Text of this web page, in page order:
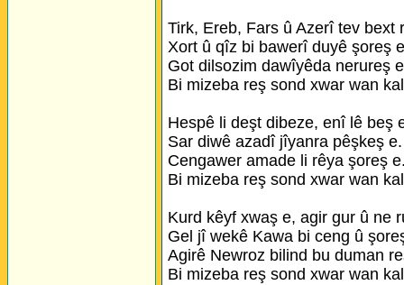
Tirk, Ereb, Fars û Azerî tev bext
Xort û qîz bi bawerî duyê şoreş
Got dilsozim dawîyêda nerureş
Bi mizeba reş sond xwar wan
Hespê li deşt dibeze, enî lê beş
Sar diwê azadî jîyanra pêşkeş e.
Cengawer amade li rêya şoreş
Bi mizeba reş sond xwar wan
Kurd kêyf xwaş e, agir gur û ne
Gel jî wekê Kawa bi ceng û
Agirê Newroz bilind bu duman
Bi mizeba reş sond xwar wan